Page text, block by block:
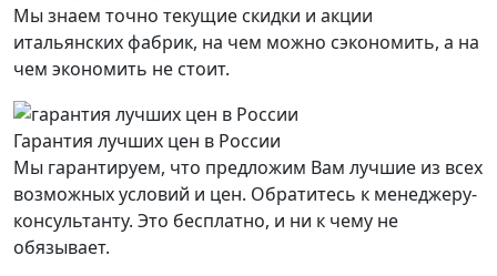
Мы знаем точно текущие скидки и акции
итальянских фабрик, на чем можно сэкономить, а на
чем экономить не стоит.
Гарантия лучших цен в России
Мы гарантируем, что предложим Вам лучшие из всех
возможных условий и цен. Обратитесь к менеджеру-
консультанту. Это бесплатно, и ни к чему не
обязывает.